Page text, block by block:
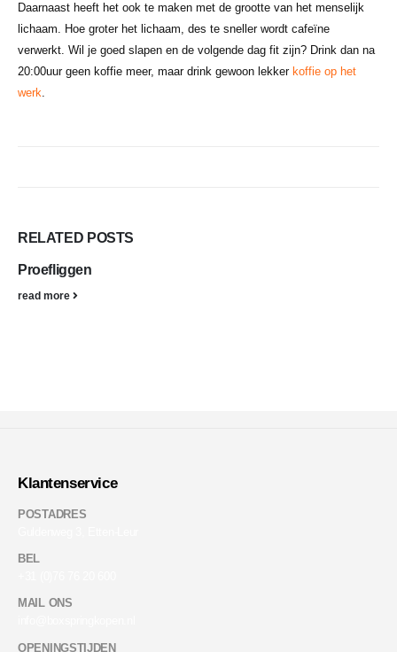
Daarnaast heeft het ook te maken met de grootte van het menselijk
lichaam. Hoe groter het lichaam, des te sneller wordt cafeïne
verwerkt. Wil je goed slapen en de volgende dag fit zijn? Drink dan na
20:00uur geen koffie meer, maar drink gewoon lekker koffie op het
werk.
RELATED POSTS
Proefliggen
read more
Klantenservice
POSTADRES
BEL
MAIL ONS
OPENINGSTIJDEN